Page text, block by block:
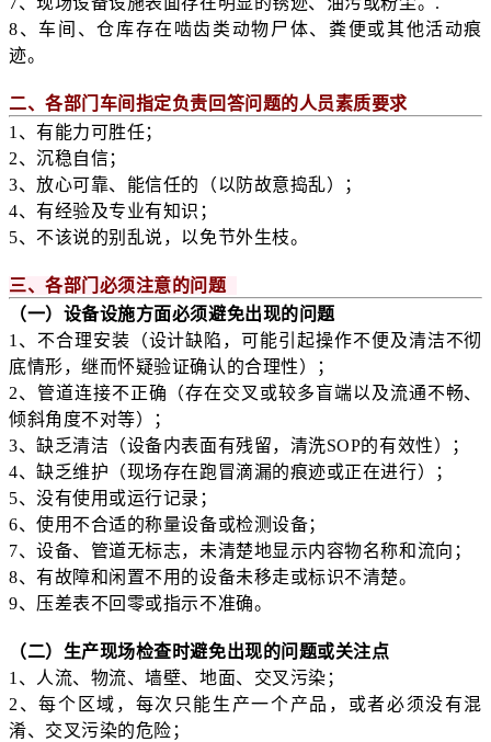
8、车间、仓库存在啮齿类动物尸体、粪便或其他活动痕
迹。
二、各部门车间指定负责回答问题的人员素质要求
1、有能力可胜任；
2、沉稳自信；
3、放心可靠、能信任的（以防故意捣乱）；
4、有经验及专业有知识；
5、不该说的别乱说，以免节外生枝。
三、各部门必须注意的问题
（一）设备设施方面必须避免出现的问题
1、不合理安装（设计缺陷，可能引起操作不便及清洁不彻
底情形，继而怀疑验证确认的合理性）；
2、管道连接不正确（存在交叉或较多盲端以及流通不畅、
倾斜角度不对等）；
3、缺乏清洁（设备内表面有残留，清洗SOP的有效性）；
4、缺乏维护（现场存在跑冒滴漏的痕迹或正在进行）；
5、没有使用或运行记录；
6、使用不合适的称量设备或检测设备；
7、设备、管道无标志，未清楚地显示内容物名称和流向；
8、有故障和闲置不用的设备未移走或标识不清楚。
9、压差表不回零或指示不准确。
（二）生产现场检查时避免出现的问题或关注点
1、人流、物流、墙壁、地面、交叉污染；
2、每个区域，每次只能生产一个产品，或者必须没有混
淆、交叉污染的危险；